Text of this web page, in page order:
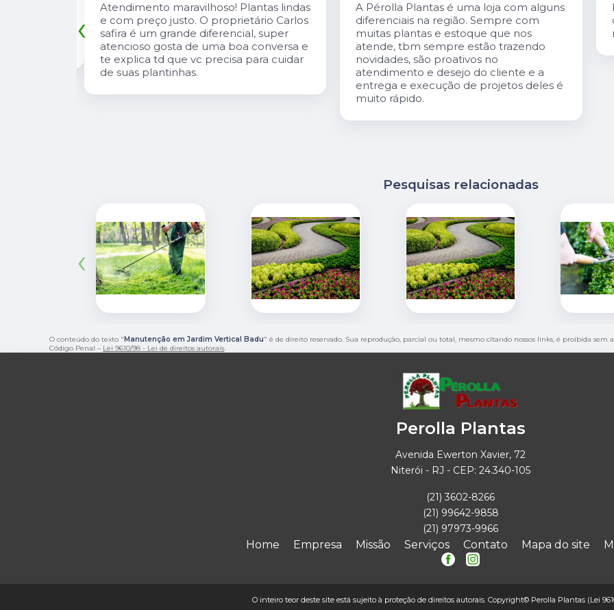
A Pérolla Plantas é uma loja com alguns
diferenciais na região. Sempre com
muitas plantas e estoque que nos
atende, tbm sempre estão trazendo
novidades, são proativos no
atendimento e desejo do cliente e a
muito rápido.
Excelente atendimento. O Carlis,dono
da loja é especialmente gentil. A loja é
maravilhosa!
‹
Pesquisas relacionadas
‹
O conteúdo do texto " Manutenção em Jardim Vertical Badu" é de direito reservado. Sua reprodução, parcial ou total, mesmo citando nossos links, é proibida
Código Penal – Lei 9610/98 - Lei de direitos autorais.
Perolla Plantas
Avenida Ewerton Xavier, 72
Niterói - RJ - CEP: 24.340-105
(21) 3602-8266
(21) 99642-9858
(21) 97973-9966
Home Empresa Missão Serviços Contato Mapa do site
O inteiro teor deste site está sujeito à proteção de direitos autorais. Copyright© Perolla Plantas (Lei